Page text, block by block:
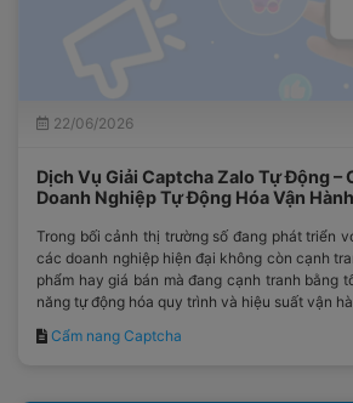
22/06/2026
Dịch Vụ Giải Captcha Zalo Tự Động –
Doanh Nghiệp Tự Động Hóa Vận Hành
Trong bối cảnh thị trường số đang phát triển
các doanh nghiệp hiện đại không còn cạnh
phẩm hay giá bán mà đang cạnh tranh bằng
năng tự động hóa quy trình và hiệu suất vận
Cẩm nang Captcha